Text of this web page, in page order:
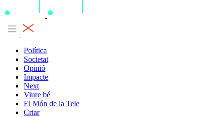
Política
Societat
Opinió
Impacte
Next
Viure bé
El Món de la Tele
Criar